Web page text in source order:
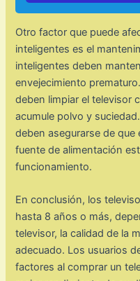
Otro factor que puede
inteligentes es el
inteligentes deben
envejecimiento
deben limpiar el televisor
acumule polvo y
deben asegurarse de
fuente de alimentación
funcionamiento.
En conclusión, los
hasta 8 años o más,
televisor, la calidad de la
adecuado. Los usuarios
factores al comprar un